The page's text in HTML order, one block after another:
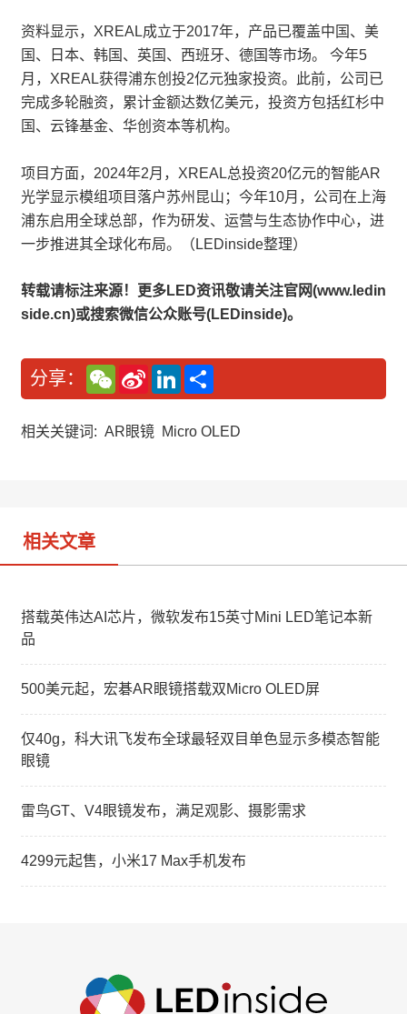
资料显示，XREAL成立于2017年，产品已覆盖中国、美
国、日本、韩国、英国、西班牙、德国等市场。 今年5
月，XREAL获得浦东创投2亿元独家投资。此前，公司已
完成多轮融资，累计金额达数亿美元，投资方包括红杉中
国、云锋基金、华创资本等机构。
项目方面，2024年2月，XREAL总投资20亿元的智能AR
光学显示模组项目落户苏州昆山；今年10月，公司在上海
浦东启用全球总部，作为研发、运营与生态协作中心，进
一步推进其全球化布局。（LEDinside整理）
转载请标注来源！更多LED资讯敬请关注官网(www.ledin
side.cn)或搜索微信公众账号(LEDinside)。
分享：
W
e
C
a
S
n
W
L
n
e
相关关键词: AR眼镜 Micro OLED
相关文章
搭载英伟达AI芯片，微软发布15英寸Mini LED笔记本新
品
500美元起，宏碁AR眼镜搭载双Micro OLED屏
仅40g，科大讯飞发布全球最轻双目单色显示多模态智能
眼镜
雷鸟GT、V4眼镜发布，满足观影、摄影需求
4299元起售，小米17 Max手机发布